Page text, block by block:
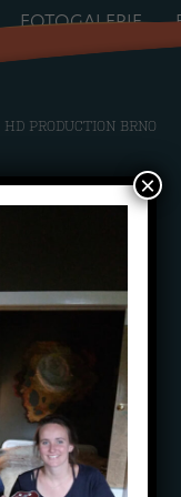
FOTOGALERIE
HD PRODUCTION BRNO
×